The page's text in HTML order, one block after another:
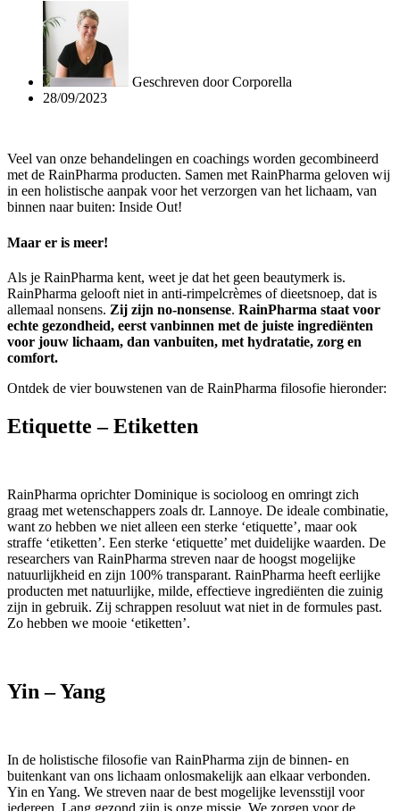
Geschreven doorCorporella
28/09/2023
Veel van onze behandelingen en coachings worden gecombineerd
met de RainPharma producten. Samen met RainPharma geloven wij
in een holistische aanpak voor het verzorgen van het lichaam, van
binnen naar buiten: Inside Out!
Maar er is meer!
Als je RainPharma kent, weet je dat het geen beautymerk is.
RainPharma gelooft niet in anti-rimpelcrèmes of dieetsnoep, dat is
allemaal nonsens. Zij zijn no-nonsense. RainPharma staat voor
echte gezondheid, eerst vanbinnen met de juiste ingrediënten
voor jouw lichaam, dan vanbuiten, met hydratatie, zorg en
comfort.
Ontdek de vier bouwstenen van de RainPharma filosofie hieronder:
Etiquette – Etiketten ⁣
RainPharma oprichter Dominique is socioloog en omringt zich
graag met wetenschappers zoals dr. Lannoye. De ideale combinatie,
want zo hebben we niet alleen een sterke ‘etiquette’, maar ook
straffe ‘etiketten’. Een sterke ‘etiquette’ met duidelijke waarden. De
researchers van RainPharma streven naar de hoogst mogelijke
natuurlijkheid en zijn 100% transparant. RainPharma heeft eerlijke
producten met natuurlijke, milde, effectieve ingrediënten die zuinig
zijn in gebruik. Zij schrappen resoluut wat niet in de formules past.
Zo hebben we mooie ‘etiketten’.
Yin – Yang⁣
In de holistische filosofie van RainPharma zijn de binnen- en
buitenkant van ons lichaam onlosmakelijk aan elkaar verbonden.
Yin en Yang. We streven naar de best mogelijke levensstijl voor
iedereen. Lang gezond zijn is onze missie. We zorgen voor de